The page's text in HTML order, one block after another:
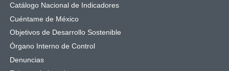
Catálogo Nacional de Indicadores
Cuéntame de México
Objetivos de Desarrollo Sostenible
Órgano Interno de Control
Denuncias